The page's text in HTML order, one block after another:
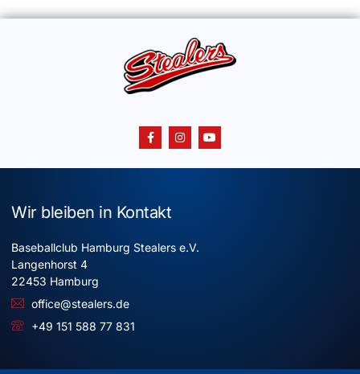
Wir bleiben in Kontakt
Baseballclub Hamburg Stealers e.V.
Langenhorst 4
22453 Hamburg
office@stealers.de
+49 151 588 77 831